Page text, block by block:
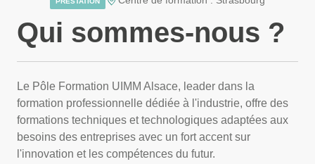
Qui sommes-nous ?
Le Pôle Formation UIMM Alsace, leader dans la
formation professionnelle dédiée à l'industrie, offre des
formations techniques et technologiques adaptées aux
besoins des entreprises avec un fort accent sur
l'innovation et les compétences du futur.